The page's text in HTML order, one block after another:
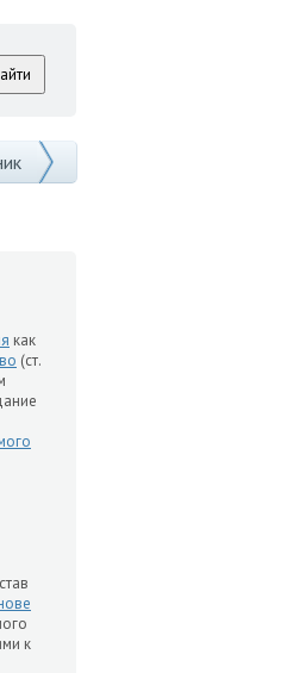
как
(ст.
к